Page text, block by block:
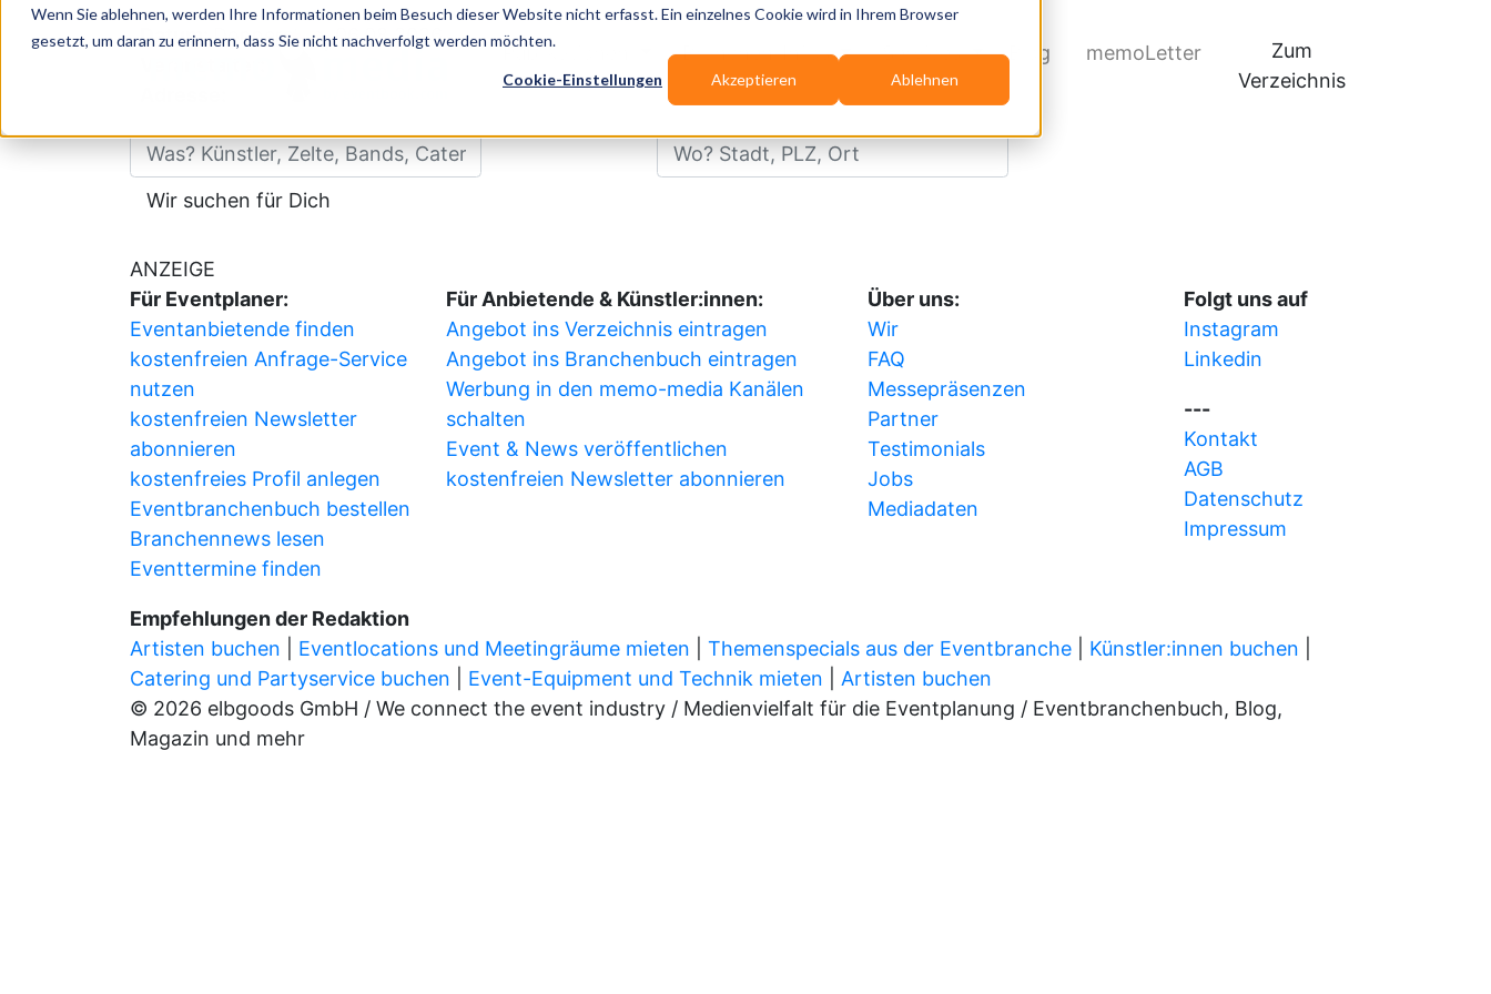
Wenn Sie ablehnen, werden Ihre Informationen beim Besuch dieser Website nicht erfasst. Ein einzelnes Cookie wird in Ihrem Browser
gesetzt, um daran zu erinnern, dass Sie nicht nachverfolgt werden möchten.
Cookie-Einstellungen Akzeptieren Ablehnen
Datum:Donnerstag, 06.08.2026
Publikationen Branchen-Infos Services Blog memoLetter
Zum
Verzeichnis
Zelte, Bands, Catering, ... Wo? Stadt, PLZ, Ort
Wir suchen für Dich
ANZEIGE
Für Eventplaner:
Eventanbietende finden
kostenfreien Anfrage-Service
nutzen
kostenfreien Newsletter
abonnieren
kostenfreies Profil anlegen
Eventbranchenbuch bestellen
Branchennews lesen
Eventtermine finden
Für Anbietende & Künstler:innen:
Angebot ins Verzeichnis eintragen
Angebot ins Branchenbuch eintragen
Werbung in den memo-media Kanälen
schalten
Event & News veröffentlichen
kostenfreien Newsletter abonnieren
Über uns:
Wir
FAQ
Messepräsenzen
Partner
Testimonials
Jobs
Mediadaten
Folgt uns auf
Instagram
Linkedin
---
Kontakt
AGB
Datenschutz
Impressum
Empfehlungen der Redaktion
Artisten buchen
Eventlocations und Meetingräume mieten Themenspecials aus der Eventbranche Künstler:innen buchen
Catering und Partyservice buchen
Event-Equipment und Technik mieten
Artisten buchen
© 2026 elbgoods GmbH / We connect the event industry / Medienvielfalt für die Eventplanung / Eventbranchenbuch, Blog,
Magazin und mehr